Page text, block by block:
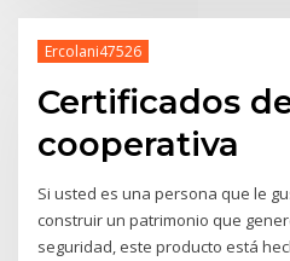
Ercolani47526
Certificados
cooperativa
Si usted es una persona que le
construir un patrimonio que
seguridad, este producto está